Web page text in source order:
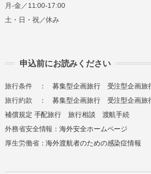
月-金／11:00-17:00
土・日・祝／休み
申込前にお読みください
旅行条件 ：募集型企画旅行
受注型企画旅
旅行約款 ：募集型企画旅行 受注型企画旅
補償規定 手配旅行 旅行相談
渡航手続
外務省安全情報：海外安全ホームページ
厚生労働省：海外渡航者のための感染症情報